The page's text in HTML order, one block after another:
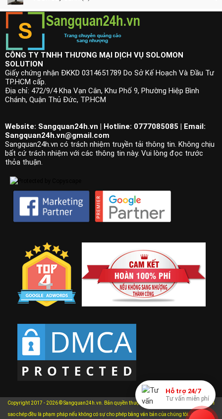
Hỗ trợ 24/7
Tư vấn miễn phí
CÔNG TY TNHH THƯƠNG MẠI DỊCH VỤ SOLOMON
SOLUTION
Giấy chứng nhận ĐKKD 0314651789 Do Sở Kế Hoạch Và Đầu Tư
TP.HCM cấp.
Địa chỉ: 472/9/4 Kha Vạn Cân, Khu Phố 9, Phường Hiệp Bình
Chánh, Quận Thủ Đức, TP.HCM
Website: Sangquan24h.vn | Hotline: 0777085085 | Email:
Sangquan24h.vn@gmail.com
Sangquan24h.vn có trách nhiệm truyền tải thông tin. Không chịu
bất cứ trách nhiệm với các thông tin này. Vui lòng đọc trước
thỏa thuận.
Copyright 2017 - 2026 © Sangquan24h.vn. Bản quyền thuộc về Sangquan24h.vn. Mọi hành vi
sao chép đều là phạm pháp nếu không có sự cho phép bằng văn bản của chúng tôi.xem chi